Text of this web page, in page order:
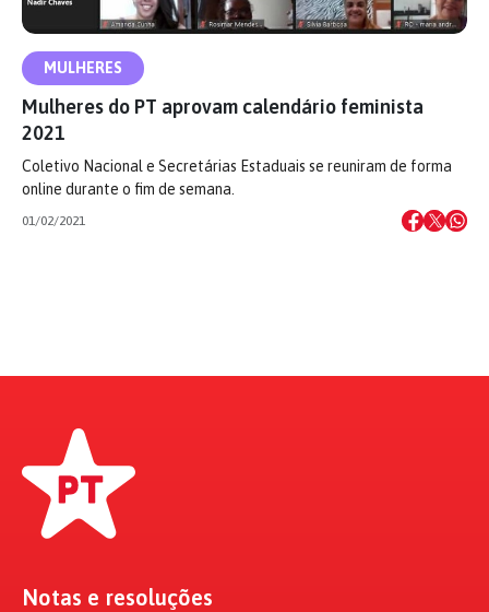
MULHERES
Mulheres do PT aprovam calendário feminista
2021
Coletivo Nacional e Secretárias Estaduais se reuniram de forma
online durante o fim de semana.
01/02/2021
Notas e resoluções